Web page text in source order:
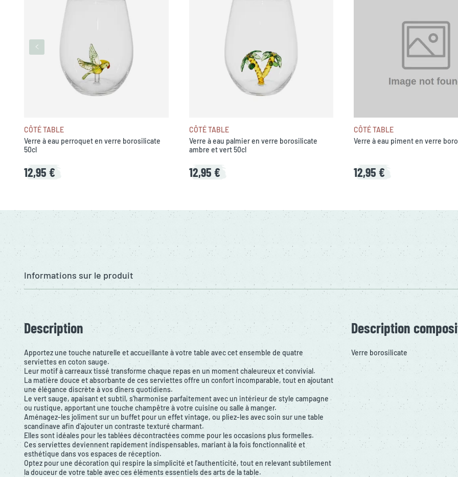
CÔTÉ TABLE
Verre à eau perroquet en verre borosilicate
50cl
12,95 €
CÔTÉ TABLE
Verre à eau palmier en verre borosilicate
ambre et vert 50cl
12,95 €
CÔTÉ TABLE
Verre à eau piment en verre
12,95 €
Informations sur le produit
Description
Apportez une touche naturelle et accueillante à votre table avec cet ensemble de quatre
serviettes en coton sauge.
Leur motif à carreaux tissé transforme chaque repas en un moment chaleureux et convivial.
La matière douce et absorbante de ces serviettes offre un confort incomparable, tout en ajoutant
une élégance discrète à vos dîners quotidiens.
Le vert sauge, apaisant et subtil, s'harmonise parfaitement avec un intérieur de style campagne
ou rustique, apportant une touche champêtre à votre cuisine ou salle à manger.
Aménagez-les joliment sur un buffet pour un effet vintage, ou pliez-les avec soin sur une table
scandinave afin d'ajouter un contraste texturé charmant.
Elles sont idéales pour les tablées décontractées comme pour les occasions plus formelles.
Ces serviettes deviennent rapidement indispensables, mariant à la fois fonctionnalité et
esthétique dans vos espaces de réception.
Optez pour une décoration qui respire la simplicité et l'authenticité, tout en relevant subtilement
la douceur de votre table avec ces éléments essentiels des arts de la table.
Description
Verre borosilicate